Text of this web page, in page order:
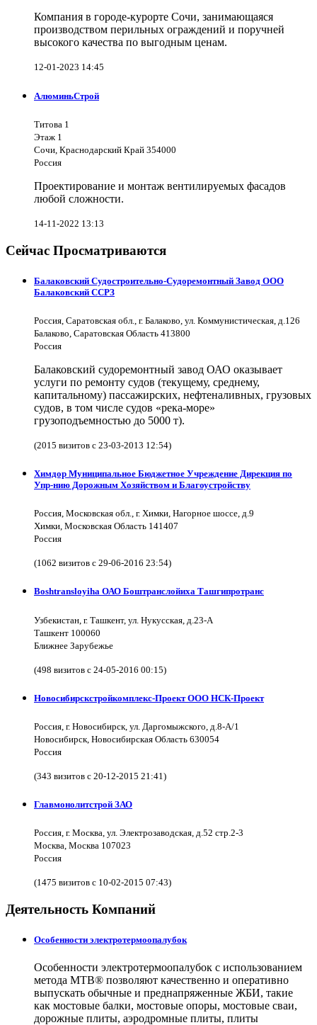
Компания в городе-курорте Сочи, занимающаяся
производством перильных ограждений и поручней
высокого качества по выгодным ценам.
12-01-2023 14:45
АлюминьСтрой
Титова 1
Этаж 1
Сочи, Краснодарский Край 354000
Россия
Проектирование и монтаж вентилируемых фасадов
любой сложности.
14-11-2022 13:13
Сейчас Просматриваются
Балаковский Судостроительно-Судоремонтный Завод ООО
Балаковский ССРЗ
Россия, Саратовская обл., г. Балаково, ул. Коммунистическая, д.126
Балаково, Саратовская Область 413800
Россия
Балаковский судоремонтный завод ОАО оказывает
услуги по ремонту судов (текущему, среднему,
капитальному) пассажирских, нефтеналивных, грузовых
судов, в том числе судов «река-море»
грузоподъемностью до 5000 т).
(2015 визитов с 23-03-2013 12:54)
Химдор Муниципальное Бюджетное Учреждение Дирекция по
Упр-нию Дорожным Хозяйством и Благоустройству
Россия, Московская обл., г. Химки, Нагорное шоссе, д.9
Химки, Московская Область 141407
Россия
(1062 визитов с 29-06-2016 23:54)
Boshtransloyiha ОАО Боштранслойиха Ташгипротранс
Узбекистан, г. Ташкент, ул. Нукусская, д.23-А
Ташкент 100060
Ближнее Зарубежье
(498 визитов с 24-05-2016 00:15)
Новосибирскстройкомплекс-Проект ООО НСК-Проект
Россия, г. Новосибирск, ул. Даргомыжского, д.8-А/1
Новосибирск, Новосибирская Область 630054
Россия
(343 визитов с 20-12-2015 21:41)
Главмонолитстрой ЗАО
Россия, г. Москва, ул. Электрозаводская, д.52 стр.2-3
Москва, Москва 107023
Россия
(1475 визитов с 10-02-2015 07:43)
Деятельность Компаний
Особенности электротермоопалубок
Особенности электротермоопалубок с использованием
метода МТВ® позволяют качественно и оперативно
выпускать обычные и преднапряженные ЖБИ, такие
как мостовые балки, мостовые опоры, мостовые сваи,
дорожные плиты, аэродромные плиты, плиты